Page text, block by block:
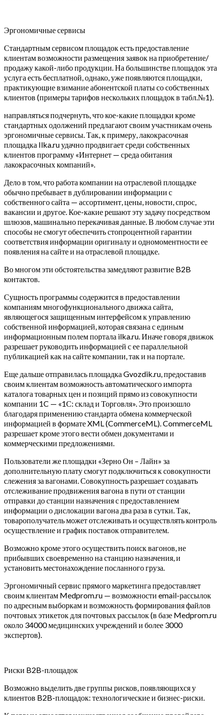
Эргономичные сервисы
Стандартным сервисом площадок есть предоставление
клиентам возможности размещения заявок на приобретение/
продажу какой-либо продукции. На большинстве площадок эта
услуга есть бесплатной, однако, уже появляются площадки,
практикующие взимание абонентской платы со собственных
клиентов (примеры тарифов нескольких площадок в табл.№1).
направляться подчернуть, что кое-какие площадки кроме
стандартных одолжений предлагают своим участникам очень
эргономичные сервисы. Так, к примеру, лакокрасочная
площадка Ilka.ru удачно продвигает среди собственных
клиентов программу «Интернет — среда обитания
лакокрасочных компаний».
Дело в том, что работа компании на отраслевой площадке
обычно пребывает в дублировании информации с
собственного сайта — ассортимент, цены, новости, спрос,
вакансии и другое. Кое-какие решают эту задачу посредством
шлюзов, машинально перекачивая данные. В любом случае эти
способы не смогут обеспечить стопроцентной гарантии
соответствия информации оригиналу и одномоментности ее
появления на сайте и на отраслевой площадке.
Во многом эти обстоятельства замедляют развитие B2B
контактов.
Сущность программы содержится в предоставлении
компаниям многофункционального движка сайта,
являющегося защищенным интерфейсом к управлению
собственной информацией, которая связана с единым
информационным полем портала ilka.ru. Иначе говоря движок
разрешает руководить информацией с ее параллельной
публикацией как на сайте компании, так и на портале.
Еще дальше отправилась площадка Gvozdik.ru, предоставив
своим клиентам возможность автоматического импорта
каталога товарных цен и позиций прямо из совокупности
компании 1C — «1С: склад и Торговля». Это произошло
благодаря применению стандарта обмена коммерческой
информацией в формате XML (CommerceML). CommerceML
разрешает кроме этого вести обмен документами и
коммерческими предложениями.
Пользователи же площадки «Зерно Он – Лайн» за
дополнительную плату смогут подключиться к совокупности
слежения за вагонами. Совокупность разрешает создавать
отслеживание продвижения вагона в пути от станции
отправки до станции назначения с предоставлением
информации о дислокации вагона два раза в сутки. Так,
товарополучатель может отслеживать и осуществлять контроль
осуществление и график поставок отправителем.
Возможно кроме этого осуществить поиск вагонов, не
прибывших своевременно на станцию назначения, и
установить местонахождение посланного груза.
Эргономичный сервис прямого маркетинга предоставляет
своим клиентам Medprom.ru — возможности email-рассылок
по адресным выборкам и возможность формирования файлов
почтовых этикеток для почтовых рассылок (в базе Medprom.ru
около 34000 медицинских учреждений и более 3000
экспертов).
Риски B2B-площадок
Возможно выделить две группы рисков, появляющихся у
клиентов B2B-площадок: технологические и бизнес-риски.